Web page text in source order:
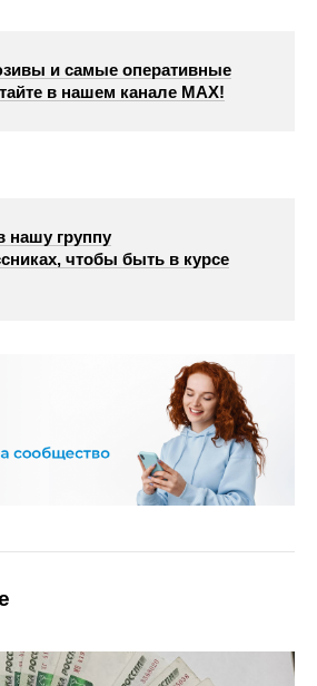
и самые оперативные
в нашем канале МАХ!
нашу группу
чтобы быть в курсе